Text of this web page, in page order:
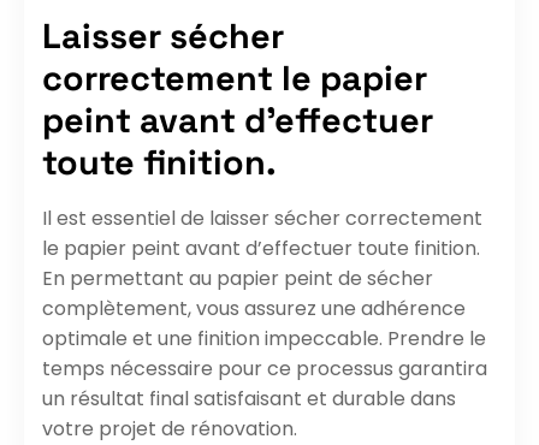
Laisser sécher
correctement le papier
peint avant d’effectuer
toute finition.
Il est essentiel de laisser sécher correctement
le papier peint avant d’effectuer toute finition.
En permettant au papier peint de sécher
complètement, vous assurez une adhérence
optimale et une finition impeccable. Prendre le
temps nécessaire pour ce processus garantira
un résultat final satisfaisant et durable dans
votre projet de rénovation.